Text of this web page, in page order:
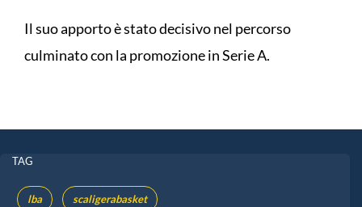
Il suo apporto è stato decisivo nel percorso
culminato con la promozione in Serie A.
TAG
lba scaligerabasket